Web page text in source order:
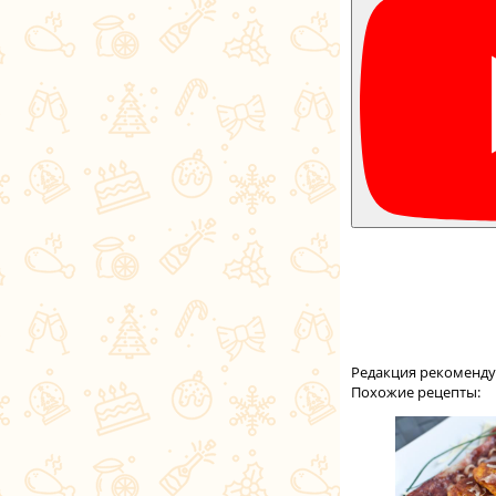
Редакция
Похожие рецепты: